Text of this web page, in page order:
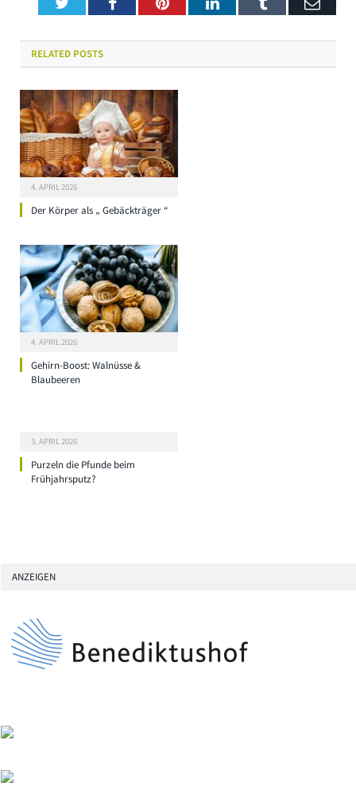
RELATED POSTS
4. APRIL 2026
Der Körper als „ Gebäckträger “
4. APRIL 2026
Gehirn-Boost: Walnüsse &
Blaubeeren
3. APRIL 2026
Purzeln die Pfunde beim
Frühjahrsputz?
ANZEIGEN